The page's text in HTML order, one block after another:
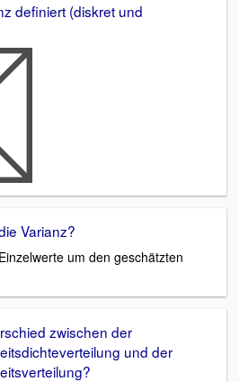
definiert (diskret und
Varianz?
um den geschätzten
zwischen der
und der